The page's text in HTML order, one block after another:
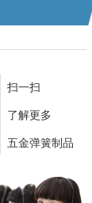
扫一扫
了解更多
五金弹簧制品